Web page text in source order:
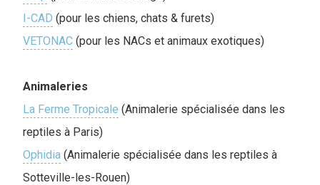
I-CAD (pour les chiens, chats & furets)
VETONAC (pour les NACs et animaux exotiques)
Animaleries
La Ferme Tropicale (Animalerie spécialisée dans les
reptiles à Paris)
Ophidia (Animalerie spécialisée dans les reptiles à
Sotteville-les-Rouen)